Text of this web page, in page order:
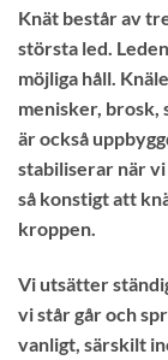
Knät består av
största led.
möjliga håll.
menisker, brosk,
är också
stabiliserar när
så konstigt att
kroppen.
Vi utsätter
vi står går och
vanligt, särskilt